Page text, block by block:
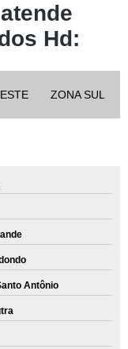
Hd:
ZONA SUL
Antônio